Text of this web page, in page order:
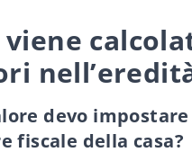
viene
devo
fiscale della casa?